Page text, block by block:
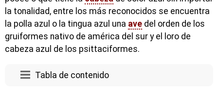
la tonalidad, entre los más reconocidos se encuentra
la polla azul o la tingua azul una ave del orden de los
gruiformes nativo de américa del sur y el loro de
cabeza azul de los psittaciformes.
Tabla de contenido